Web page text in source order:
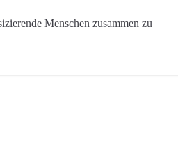
Menschen zusammen zu